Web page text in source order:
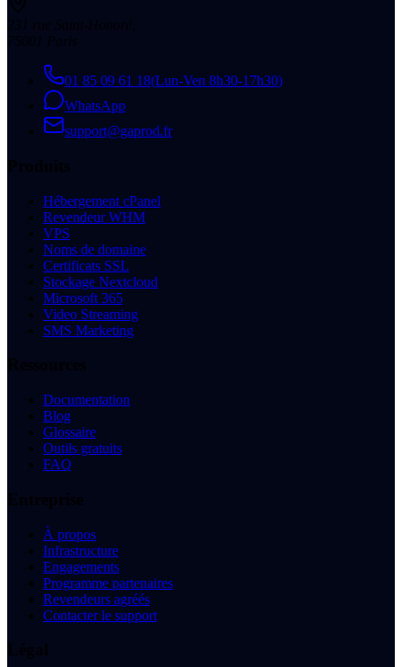
01 85 09 61 18(Lun-Ven 8h30-17h30)
WhatsApp
support@gaprod.fr
Hébergement cPanel
Revendeur WHM
VPS
Noms de domaine
Certificats SSL
Stockage Nextcloud
Microsoft 365
Video Streaming
SMS Marketing
Documentation
Blog
Glossaire
Outils gratuits
FAQ
À propos
Infrastructure
Engagements
Programme partenaires
Revendeurs agréés
Contacter le support